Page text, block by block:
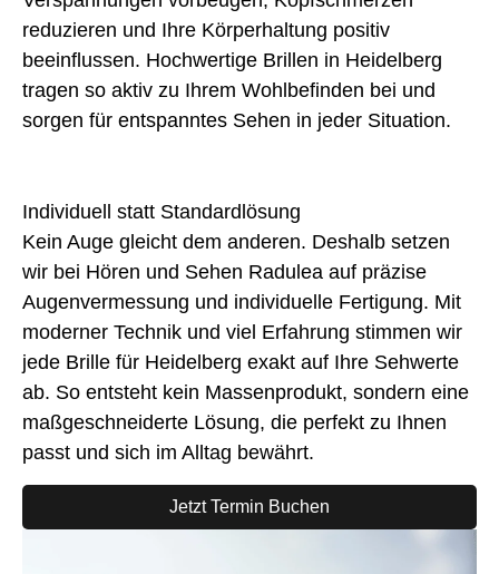
reduzieren und Ihre Körperhaltung positiv
beeinflussen. Hochwertige Brillen in Heidelberg
tragen so aktiv zu Ihrem Wohlbefinden bei und
sorgen für entspanntes Sehen in jeder Situation.
Individuell statt Standardlösung
Kein Auge gleicht dem anderen. Deshalb setzen
wir bei Hören und Sehen Radulea auf präzise
Augenvermessung und individuelle Fertigung. Mit
moderner Technik und viel Erfahrung stimmen wir
jede Brille für Heidelberg exakt auf Ihre Sehwerte
ab. So entsteht kein Massenprodukt, sondern eine
maßgeschneiderte Lösung, die perfekt zu Ihnen
passt und sich im Alltag bewährt.
Jetzt Termin Buchen